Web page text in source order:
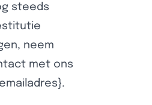
steeds
neem
met ons